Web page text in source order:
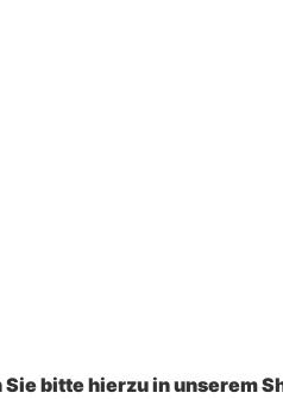
bitte hierzu in unserem